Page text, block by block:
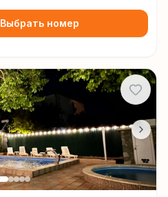
Выбрать номер